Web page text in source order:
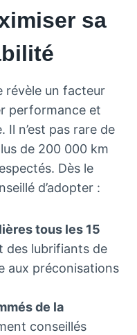
sa
révèle un facteur
performance et
Il n’est pas rare de
de 200 000 km
Dès le
d’adopter :
tous les 15
des lubrifiants de
aux préconisations
de la
conseillés